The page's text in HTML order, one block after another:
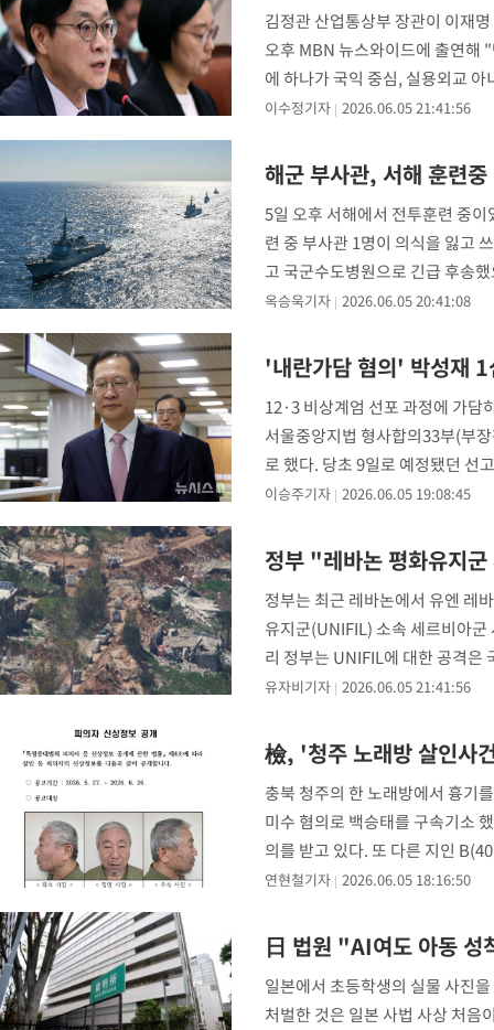
김정관 산업통상부 장관이 이재
오후 MBN 뉴스와이드에 출연해
에 하나가 국익 중심, 실용외교
해, 한미 정상 간
이수정기자 2026.06.05 21:41:56
해군 부사관, 서해 훈련
5일 오후 서해에서 전투훈련 중
련 중 부사관 1명이 의식을 잃고
고 국군수도병원으로 긴급 후송
과 군
옥승욱기자 2026.06.05 20:41:08
'내란가담 혐의' 박성재
12·3 비상계엄 선포 과정에 가담
서울중앙지법 형사합의33부(부
로 했다. 당초 9일로 예정됐던 선
이승주기자 2026.06.05 19:08:45
정부 "레바논 평화유지
정부는 최근 레바논에서 유엔 레
유지군(UNIFIL) 소속 세르비아
리 정부는 UNIFIL에 대한 공격은
유자비기자 2026.06.05 21:41:56
檢, '청주 노래방 살인사
충북 청주의 한 노래방에서 흉기
미수 혐의로 백승태를 구속기소
의를 받고 있다. 또 다른 지인
연현철기자 2026.06.05 18:16:50
日 법원 "AI여도 아동 성
일본에서 초등학생의 실물 사진
처벌한 것은 일본 사법 사상 처음